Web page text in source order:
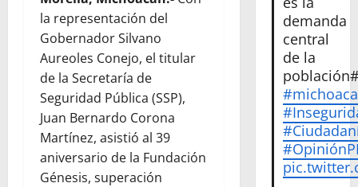
la representación del
Gobernador Silvano
Aureoles Conejo, el titular
de la Secretaría de
Seguridad Pública (SSP),
Juan Bernardo Corona
Martínez, asistió al 39
aniversario de la Fundación
Génesis, superación
demanda
central
de la